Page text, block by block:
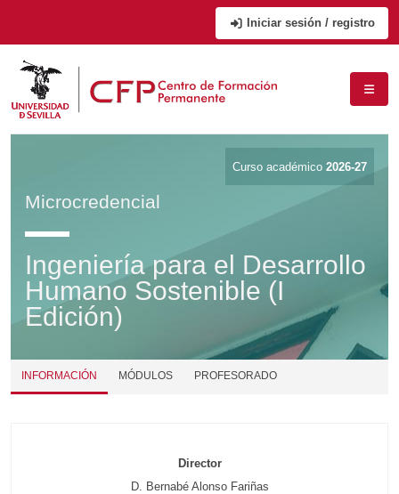
Iniciar sesión / registro
Curso académico 2026-27
Microcredencial
Ingeniería para el Desarrollo
Humano Sostenible (I
Edición)
INFORMACIÓN MÓDULOS PROFESORADO
Director
D. Bernabé Alonso Fariñas